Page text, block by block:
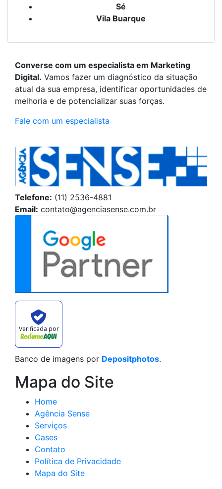
Sé
Vila Buarque
Converse com um especialista em Marketing
Digital. Vamos fazer um diagnóstico da situação
atual da sua empresa, identificar oportunidades de
melhoria e de potencializar suas forças.
Fale com um especialista
Telefone: (11) 2536-4881
Email: contato@agenciasense.com.br
Verificada por
Banco de imagens por Depositphotos.
Mapa do Site
Home
Agência Sense
Serviços
Cases
Contato
Política de Privacidade
Mapa do Site